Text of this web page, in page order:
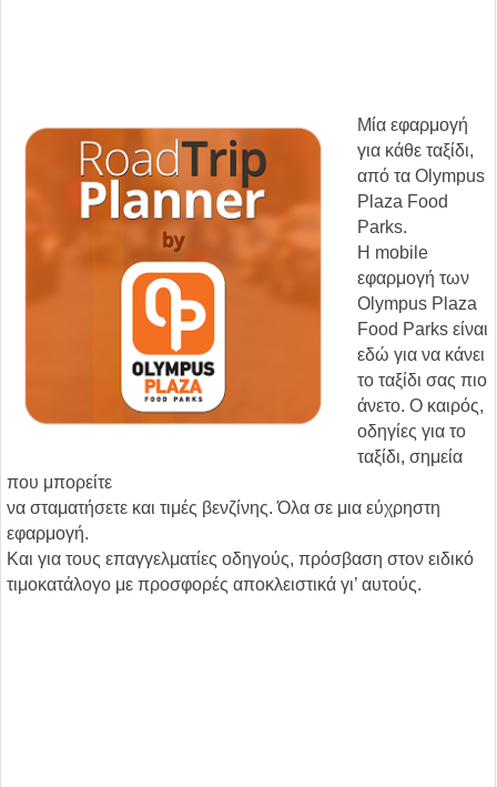
Μία εφαρμογή
για κάθε ταξίδι,
από τα Olympus
Plaza Food
Parks.
Η mobile
εφαρμογή των
Olympus Plaza
Food Parks είναι
εδώ για να κάνει
το ταξίδι σας πιο
άνετο. Ο καιρός,
οδηγίες για το
ταξίδι, σημεία
που μπορείτε
να σταματήσετε και τιμές βενζίνης. Όλα σε μια εύχρηστη
εφαρμογή.
Και για τους επαγγελματίες οδηγούς, πρόσβαση στον ειδικό
τιμοκατάλογο με προσφορές αποκλειστικά γι’ αυτούς.